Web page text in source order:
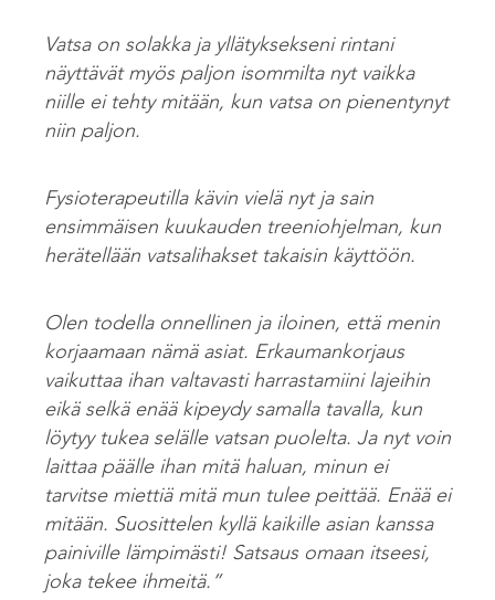
Vatsa on solakka ja yllätyksekseni rintani
näyttävät myös paljon isommilta nyt vaikka
niille ei tehty mitään, kun vatsa on pienentynyt
niin paljon.
Fysioterapeutilla kävin vielä nyt ja sain
ensimmäisen kuukauden treeniohjelman, kun
herätellään vatsalihakset takaisin käyttöön.
Olen todella onnellinen ja iloinen, että menin
korjaamaan nämä asiat. Erkaumankorjaus
vaikuttaa ihan valtavasti harrastamiini lajeihin
eikä selkä enää kipeydy samalla tavalla, kun
löytyy tukea selälle vatsan puolelta. Ja nyt voin
laittaa päälle ihan mitä haluan, minun ei
tarvitse miettiä mitä mun tulee peittää. Enää ei
mitään. Suosittelen kyllä kaikille asian kanssa
painiville lämpimästi! Satsaus omaan itseesi,
joka tekee ihmeitä.”